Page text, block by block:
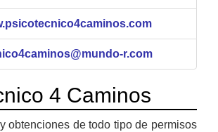
r.com
4 Caminos
obtenciones de todo tipo de permisos